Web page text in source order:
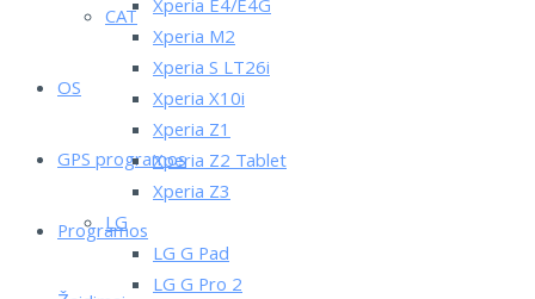
CAT
OS
GPS programos
Programos
Xperia E4/E4G
Xperia M2
Xperia S LT26i
Xperia X10i
Xperia Z1
Xperia Z2 Tablet
Xperia Z3
LG
LG G Pad
LG G Pro 2